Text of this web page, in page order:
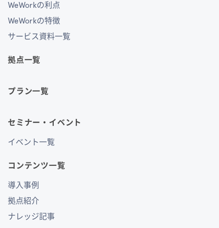
WeWorkの利点
WeWorkの特徴
サービス資料一覧
拠点一覧
プラン一覧
セミナー・イベント
イベント一覧
コンテンツ一覧
導入事例
拠点紹介
ナレッジ記事